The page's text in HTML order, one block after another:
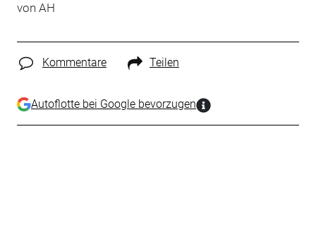
von AH
Kommentare Teilen
Autoflotte bei Google bevorzugen